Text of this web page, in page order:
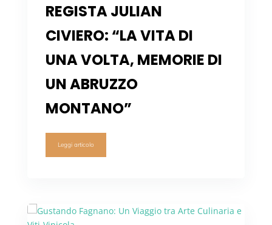
REGISTA JULIAN
CIVIERO: “LA VITA DI
UNA VOLTA, MEMORIE DI
UN ABRUZZO
MONTANO”
Leggi articolo